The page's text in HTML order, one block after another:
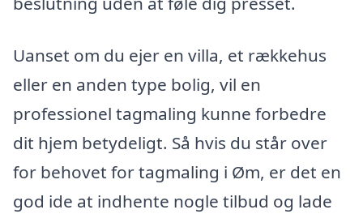
Uanset om du ejer en villa, et rækkehus
eller en anden type bolig, vil en
professionel tagmaling kunne forbedre
dit hjem betydeligt. Så hvis du står over
for behovet for tagmaling i Øm, er det en
god ide at indhente nogle tilbud og lade